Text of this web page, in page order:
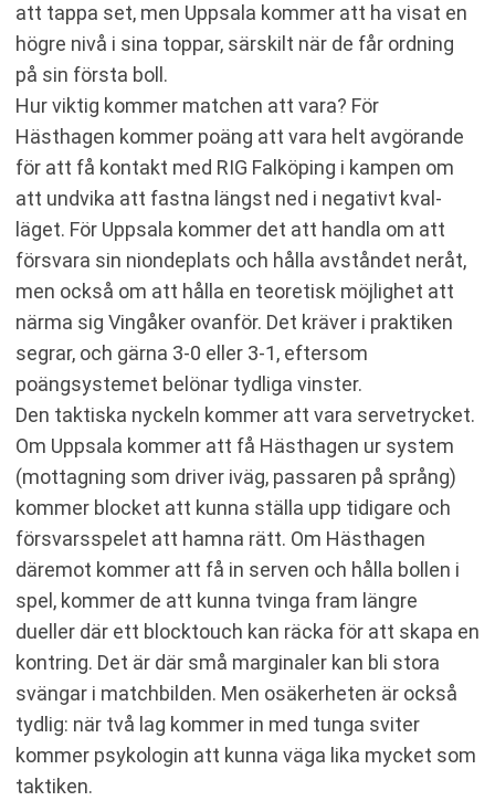
att tappa set, men Uppsala kommer att ha visat en
högre nivå i sina toppar, särskilt när de får ordning
på sin första boll.
Hur viktig kommer matchen att vara? För
Hästhagen kommer poäng att vara helt avgörande
för att få kontakt med RIG Falköping i kampen om
att undvika att fastna längst ned i negativt kval-
läget. För Uppsala kommer det att handla om att
försvara sin niondeplats och hålla avståndet neråt,
men också om att hålla en teoretisk möjlighet att
närma sig Vingåker ovanför. Det kräver i praktiken
segrar, och gärna 3-0 eller 3-1, eftersom
poängsystemet belönar tydliga vinster.
Den taktiska nyckeln kommer att vara servetrycket.
Om Uppsala kommer att få Hästhagen ur system
(mottagning som driver iväg, passaren på språng)
kommer blocket att kunna ställa upp tidigare och
försvarsspelet att hamna rätt. Om Hästhagen
däremot kommer att få in serven och hålla bollen i
spel, kommer de att kunna tvinga fram längre
dueller där ett blocktouch kan räcka för att skapa en
kontring. Det är där små marginaler kan bli stora
svängar i matchbilden. Men osäkerheten är också
tydlig: när två lag kommer in med tunga sviter
kommer psykologin att kunna väga lika mycket som
taktiken.